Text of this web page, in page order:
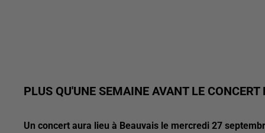
PLUS QU'UNE SEMAINE AVANT LE
Un concert aura lieu à Beauvais le mercredi 27